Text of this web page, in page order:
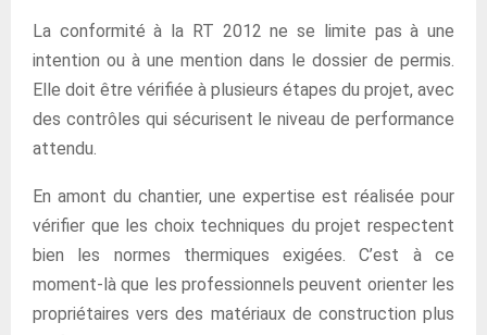
La conformité à la RT 2012 ne se limite pas à une
intention ou à une mention dans le dossier de permis.
Elle doit être vérifiée à plusieurs étapes du projet, avec
des contrôles qui sécurisent le niveau de performance
attendu.
En amont du chantier, une expertise est réalisée pour
vérifier que les choix techniques du projet respectent
bien les normes thermiques exigées. C’est à ce
moment-là que les professionnels peuvent orienter les
propriétaires vers des matériaux de construction plus